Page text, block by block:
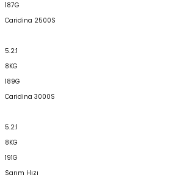
187G
Caridina 2500S
5.2:1
8KG
189G
Caridina 3000S
5.2:1
8KG
191G
Sarım Hızı